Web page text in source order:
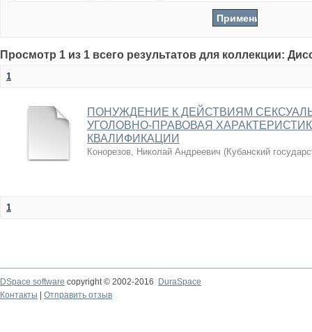
Просмотр 1 из 1 всего результатов для коллекции:
1
ПОНУЖДЕНИЕ К ДЕЙСТВИЯМ
УГОЛОВНО-ПРАВОВАЯ
КВАЛИФИКАЦИИ
Конорезов, Николай Андреевич (Кубанский
1
DSpace software copyright © 2002-2016
DuraSpace
Контакты
Отправить отзыв